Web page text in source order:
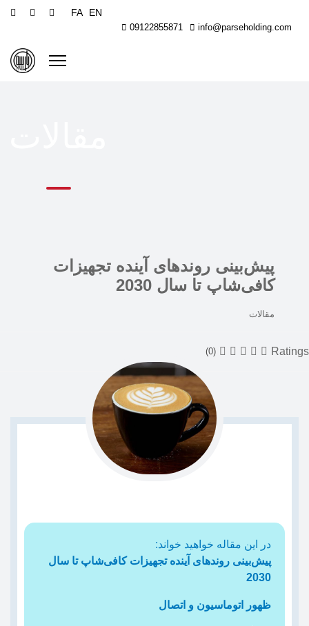
FA EN
09122855871 info@parseholding.com
‫پیش‌بینی روندهای آینده تجهیزات
کافی‌شاپ تا سال 2030‬‬
مقالات
Ratings
(0)
در این مقاله خواهید خواند:
پیش‌بینی روندهای آینده تجهیزات کافی‌شاپ تا سال
2030
ظهور اتوماسیون و اتصال